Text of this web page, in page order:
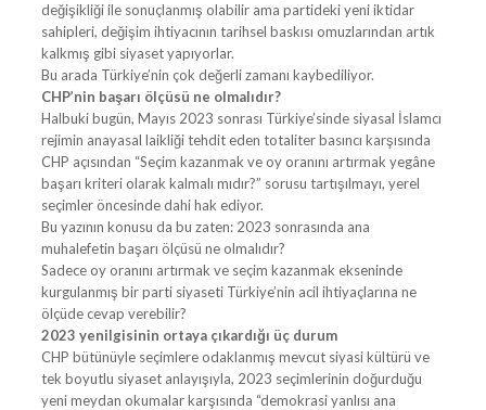
değişikliği ile sonuçlanmış olabilir ama partideki yeni iktidar
sahipleri, değişim ihtiyacının tarihsel baskısı omuzlarından artık
kalkmış gibi siyaset yapıyorlar.
Bu arada Türkiye’nin çok değerli zamanı kaybediliyor.
CHP’nin başarı ölçüsü ne olmalıdır?
Halbuki bugün, Mayıs 2023 sonrası Türkiye’sinde siyasal İslamcı
rejimin anayasal laikliği tehdit eden totaliter basıncı karşısında
CHP açısından “Seçim kazanmak ve oy oranını artırmak yegâne
başarı kriteri olarak kalmalı mıdır?” sorusu tartışılmayı, yerel
seçimler öncesinde dahi hak ediyor.
Bu yazının konusu da bu zaten: 2023 sonrasında ana
muhalefetin başarı ölçüsü ne olmalıdır?
Sadece oy oranını artırmak ve seçim kazanmak ekseninde
kurgulanmış bir parti siyaseti Türkiye’nin acil ihtiyaçlarına ne
ölçüde cevap verebilir?
2023 yenilgisinin ortaya çıkardığı üç durum
CHP bütünüyle seçimlere odaklanmış mevcut siyasi kültürü ve
tek boyutlu siyaset anlayışıyla, 2023 seçimlerinin doğurduğu
yeni meydan okumalar karşısında “demokrasi yanlısı ana